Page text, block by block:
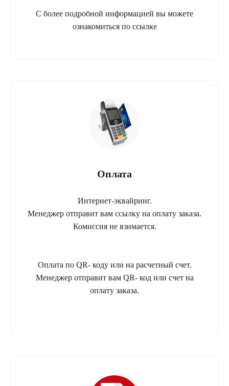
С более подробной информацией вы можете
ознакомиться по ссылке
Оплата
Интернет-эквайринг.
Менеджер отправит вам ссылку на оплату заказа.
Комиссия не взимается.
Оплата по QR- коду или на расчетный счет.
Менеджер отправит вам QR- код или счет на
оплату заказа.